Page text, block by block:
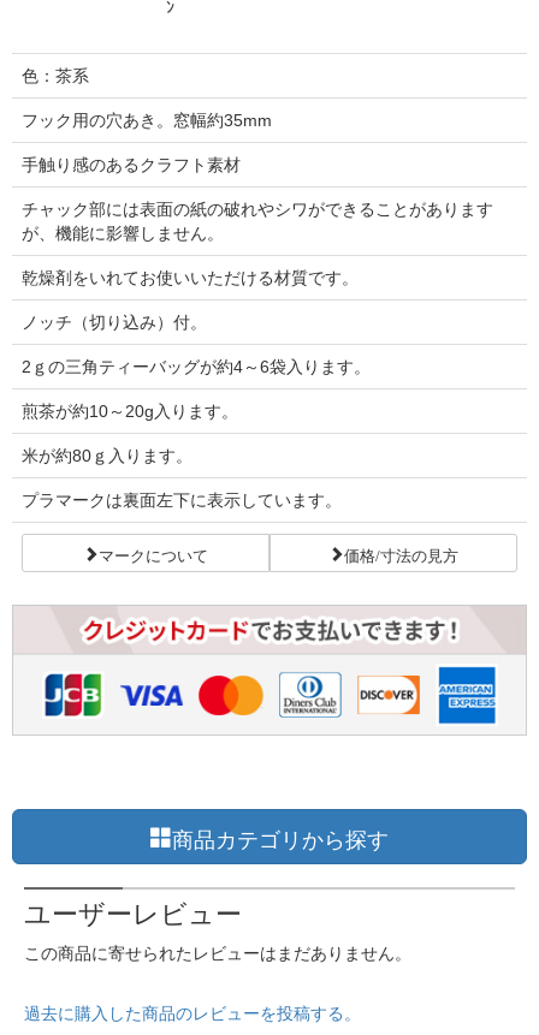
ﾝ
色：茶系
フック用の穴あき。窓幅約35mm
手触り感のあるクラフト素材
チャック部には表面の紙の破れやシワができることがあります
が、機能に影響しません。
乾燥剤をいれてお使いいただける材質です。
ノッチ（切り込み）付。
2ｇの三角ティーバッグが約4～6袋入ります。
煎茶が約10～20g入ります。
米が約80ｇ入ります。
プラマークは裏面左下に表示しています。
マークについて 価格/寸法の見方
商品カテゴリから探す
ユーザーレビュー
この商品に寄せられたレビューはまだありません。
過去に購入した商品のレビューを投稿する。